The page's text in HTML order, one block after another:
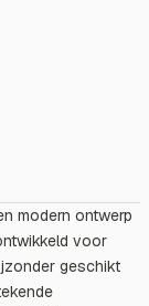
modern ontwerp
voor
geschikt